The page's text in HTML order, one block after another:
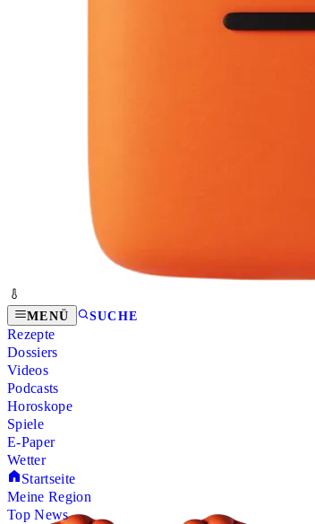
MENÜ SUCHE
Rezepte
Dossiers
Videos
Podcasts
Horoskope
Spiele
E-Paper
Wetter
Startseite
Meine Region
Top News